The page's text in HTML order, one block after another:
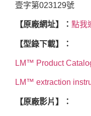
壹字第023129號
【原廠網址】： 點我
【型錄下載】：
LM™ Product
LM™ extraction
【原廠影片】：